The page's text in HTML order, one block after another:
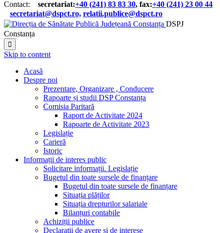
Contact:
secretariat:+40 (241) 83 83 30, fax:+40 (241) 23 00 44
secretariat@dspct.ro, relatii.publice@dspct.ro
DSPJ
Constanța

Skip to content
Acasă
Despre noi
Prezentare, Organizare , Conducere
Rapoarte și studii DSP Constanța
Comisia Paritară
Raport de Activitate 2024
Rapoarte de Activitate 2023
Legislație
Carieră
Istoric
Informații de interes public
Solicitare informații. Legislație
Bugetul din toate sursele de finanțare
Bugetul din toate sursele de finanțare
Situația plăților
Situația drepturilor salariale
Bilanțuri contabile
Achiziții publice
Declarații de avere și de interese